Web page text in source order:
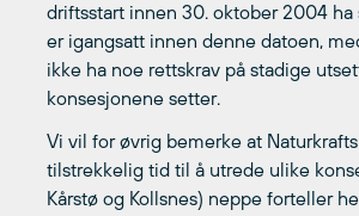
driftsstart innen 30. oktober 2004
er igangsatt innen denne datoen,
ikke ha noe rettskrav på stadige
konsesjonene setter.
Vi vil for øvrig bemerke at
tilstrekkelig tid til å utrede ulike
Kårstø og Kollsnes) neppe forteller